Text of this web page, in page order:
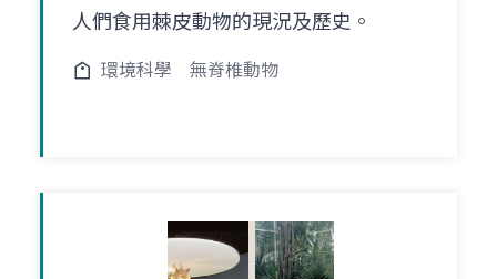
人們食用棘皮動物的現況及歷史。
環境科學 無脊椎動物